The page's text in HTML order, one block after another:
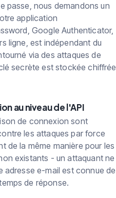
passe, nous demandons un
application
Google Authenticator,
ligne, est indépendant du
via des attaques de
secrète est stockée chiffrée
au niveau de l'API
de connexion sont
les attaques par force
de la même manière pour les
existants - un attaquant ne
adresse e-mail est connue de
de réponse.